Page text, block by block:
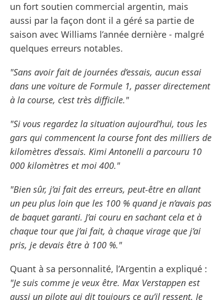
un fort soutien commercial argentin, mais
aussi par la façon dont il a géré sa partie de
saison avec Williams l’année dernière - malgré
quelques erreurs notables.
"Sans avoir fait de journées d’essais, aucun essai
dans une voiture de Formule 1, passer directement
à la course, c’est très difficile."
"Si vous regardez la situation aujourd’hui, tous les
gars qui commencent la course font des milliers de
kilomètres d’essais. Kimi Antonelli a parcouru 10
000 kilomètres et moi 400."
"Bien sûr, j’ai fait des erreurs, peut-être en allant
un peu plus loin que les 100 % quand je n’avais pas
de baquet garanti. J’ai couru en sachant cela et à
chaque tour que j’ai fait, à chaque virage que j’ai
pris, je devais être à 100 %."
Quant à sa personnalité, l’Argentin a expliqué :
"Je suis comme je veux être. Max Verstappen est
aussi un pilote qui dit toujours ce qu’il ressent. Je